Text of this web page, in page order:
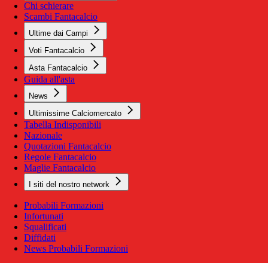
Chi schierare
Scambi Fantacalcio
Ultime dai Campi
Voti Fantacalcio
Asta Fantacalcio
Guida all'asta
News
Ultimissime Calciomercato
Tabella Indisponibili
Nazionale
Quotazioni Fantacalcio
Regole Fantacalcio
Maglie Fantacalcio
I siti del nostro network
Probabili Formazioni
Infortunati
Squalificati
Diffidati
News Probabili Formazioni